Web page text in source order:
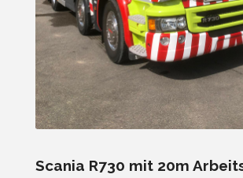
Scania R730 mit 20m